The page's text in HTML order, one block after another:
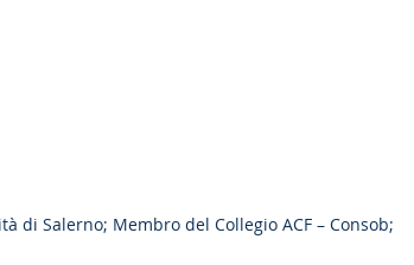
di Salerno; Membro del Collegio ACF – Consob;